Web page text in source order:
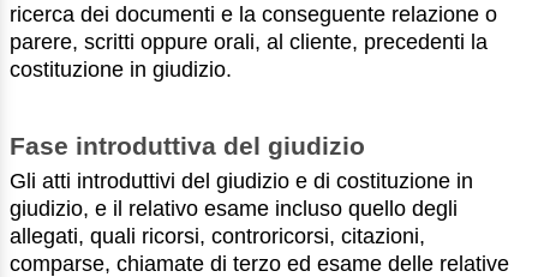
ricerca dei documenti e la conseguente relazione o
parere, scritti oppure orali, al cliente, precedenti la
costituzione in giudizio.
Fase introduttiva del giudizio
Gli atti introduttivi del giudizio e di costituzione in
giudizio, e il relativo esame incluso quello degli
allegati, quali ricorsi, controricorsi, citazioni,
comparse, chiamate di terzo ed esame delle relative